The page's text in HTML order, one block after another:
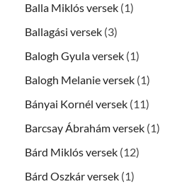
Balla Miklós versek (1)
Ballagási versek (3)
Balogh Gyula versek (1)
Balogh Melanie versek (1)
Bányai Kornél versek (11)
Barcsay Ábrahám versek (1)
Bárd Miklós versek (12)
Bárd Oszkár versek (1)